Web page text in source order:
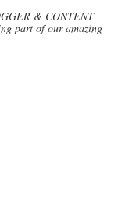
& CONTENT
part of our amazing